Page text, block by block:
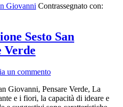
Giovanni Contrassegnato con:
Sesto San
Verde
un commento
Giovanni, Pensare Verde, La
e i fiori, la capacità di ideare e